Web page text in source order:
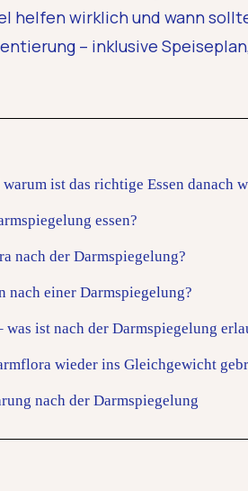
helfen wirklich und wann
– inklusive
ist das richtige Essen danach
essen?
nach der Darmspiegelung?
nach einer Darmspiegelung?
ist nach der Darmspiegelung
wieder ins Gleichgewicht
nach der Darmspiegelung